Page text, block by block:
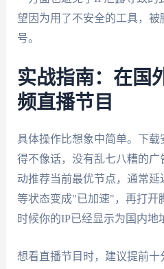
望因为用了不安全的工具，被
号。
实战指南：在国
频直播节目
具体操作比想象中简单。下
得不像话，没有乱七八糟的广
动推荐当前最优节点，通常延
等状态变成"已加速"，再打开
时候你的IP已经显示为国内地
想看直播节目时，建议提前十